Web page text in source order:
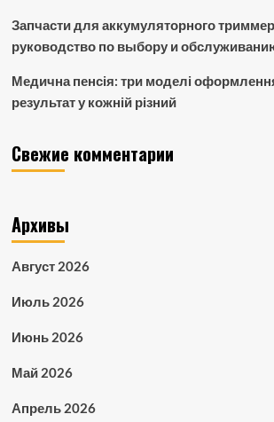
Запчасти для аккумуляторного
руководство по выбору и
Медична пенсія: три моделі
результат у кожній різний
Свежие комментарии
Архивы
Август 2026
Июль 2026
Июнь 2026
Май 2026
Апрель 2026